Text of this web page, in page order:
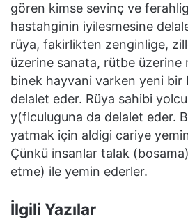
gören kimse sevinç ve
hastahginin iyilesmesine
rüya, fakirlikten zenginlige,
üzerine sanata, rütbe üzerine
binek hayvani varken yeni bir
delalet eder. Rüya sahibi
y(flculuguna da delalet eder.
yatmak için aldigi cariye
Çünkü insanlar talak
etme) ile yemin ederler.
İlgili Yazılar